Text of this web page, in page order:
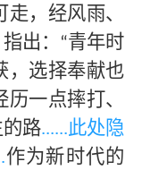
，经风雨、
出：
“青年时
，选择奉献也
一点摔打、
路......此处隐
作为新时代的